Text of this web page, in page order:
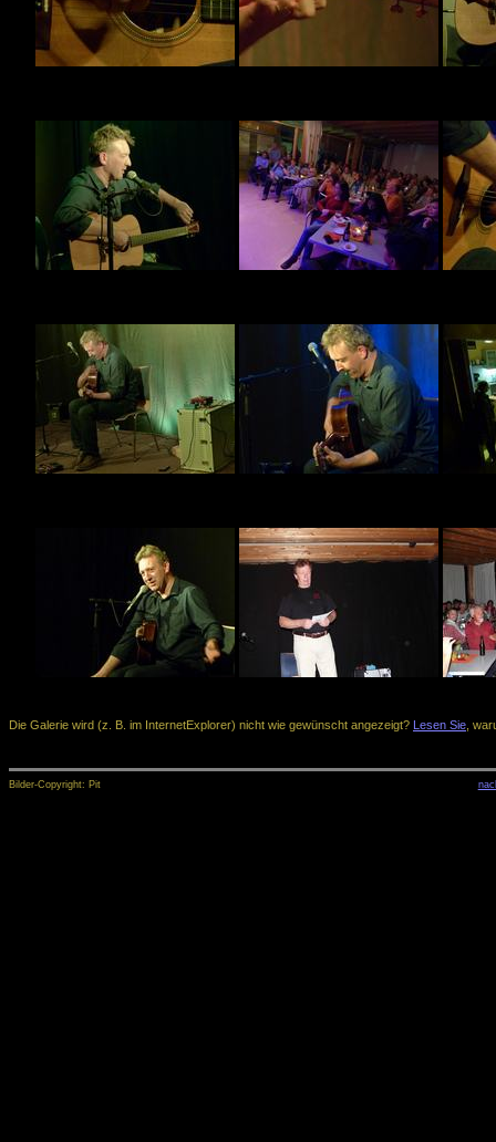
Die Galerie wird (z. B. im InternetExplorer) nicht wie gewünscht angezeigt? Lesen Sie ,
Bilder-Copyright: Pit